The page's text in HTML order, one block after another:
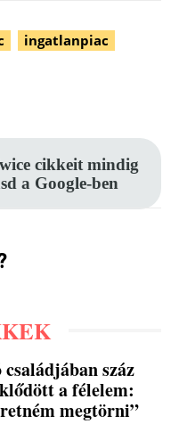
ingatlanpiac
cikkeit mindig
a Google-ben
száz
a félelem:
megtörni”